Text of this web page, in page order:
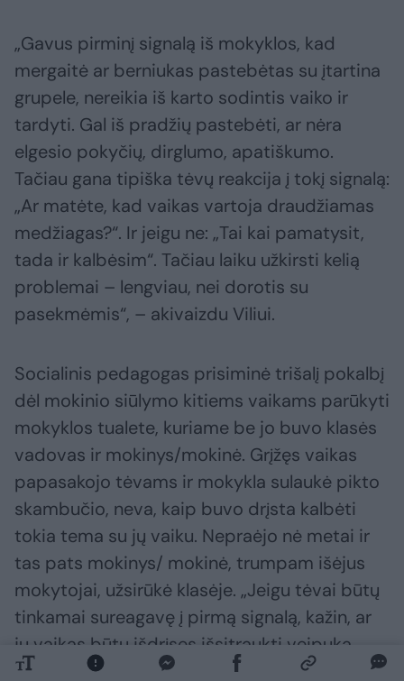
„Gavus pirminį signalą iš mokyklos, kad
mergaitė ar berniukas pastebėtas su įtartina
grupele, nereikia iš karto sodintis vaiko ir
tardyti. Gal iš pradžių pastebėti, ar nėra
elgesio pokyčių, dirglumo, apatiškumo.
Tačiau gana tipiška tėvų reakcija į tokį signalą:
„Ar matėte, kad vaikas vartoja draudžiamas
medžiagas?“. Ir jeigu ne: „Tai kai pamatysit,
tada ir kalbėsim“. Tačiau laiku užkirsti kelią
problemai – lengviau, nei dorotis su
pasekmėmis“, – akivaizdu Viliui.
Socialinis pedagogas prisiminė trišalį pokalbį
dėl mokinio siūlymo kitiems vaikams parūkyti
mokyklos tualete, kuriame be jo buvo klasės
vadovas ir mokinys/mokinė. Grįžęs vaikas
papasakojo tėvams ir mokykla sulaukė pikto
skambučio, neva, kaip buvo drįsta kalbėti
tokia tema su jų vaiku. Nepraėjo nė metai ir
tas pats mokinys/ mokinė, trumpam išėjus
mokytojai, užsirūkė klasėje. „Jeigu tėvai būtų
tinkamai sureagavę į pirmą signalą, kažin, ar
jų vaikas būtų išdrįsęs išsitraukti veipuką,
užtraukti ir išpūsti dūmelį klasėje“, – abejoja